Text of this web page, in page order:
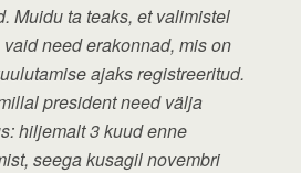
Muidu ta teaks, et valimistel
need erakonnad, mis on
ajaks registreeritud.
president need välja
hiljemalt 3 kuud enne
seega kusagil novembri